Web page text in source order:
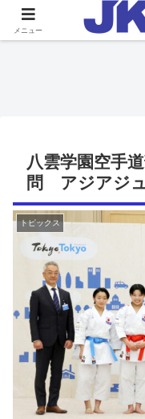
八雲学園空手
問 アジアジュ
トピックス
メニュー